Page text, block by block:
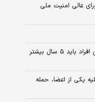
‌عالی امنیت ملی
جزئیات صدور احکام بازنشستگی اعلام شد/ این افراد باید ۵ سال بیشتر
یکی از اعضا، حمله